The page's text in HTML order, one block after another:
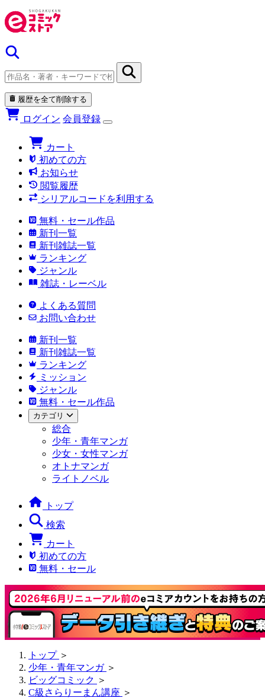
履歴を全て削除する
ログイン 会員登録
カート
初めての方
お知らせ
閲覧履歴
シリアルコードを利用する
無料・セール作品
新刊一覧
新刊雑誌一覧
ランキング
ジャンル
雑誌・レーベル
よくある質問
お問い合わせ
新刊一覧
新刊雑誌一覧
ランキング
ミッション
ジャンル
無料・セール作品
カテゴリ
総合
少年・青年マンガ
少女・女性マンガ
オトナマンガ
ライトノベル
トップ
検索
カート
初めての方
無料・セール
トップ ＞
少年・青年マンガ ＞
ビッグコミック ＞
C級さらりーまん講座 ＞